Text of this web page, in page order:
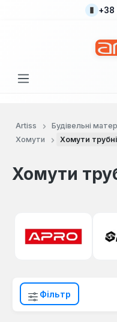
Перейти до основного
+38
Artiss Будівельні
Хомути
Хомути трубні
Хомути
Фільтр